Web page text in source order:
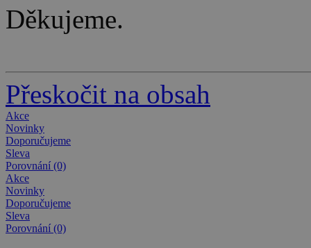
Děkujeme.
Přeskočit na obsah
Akce
Novinky
Doporučujeme
Sleva
Porovnání (0)
Akce
Novinky
Doporučujeme
Sleva
Porovnání (0)